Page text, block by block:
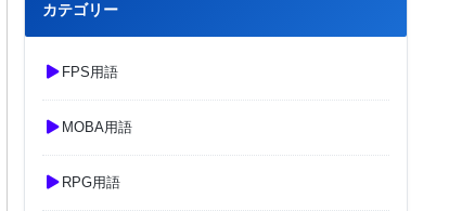
カテゴリー
FPS用語
MOBA用語
RPG用語